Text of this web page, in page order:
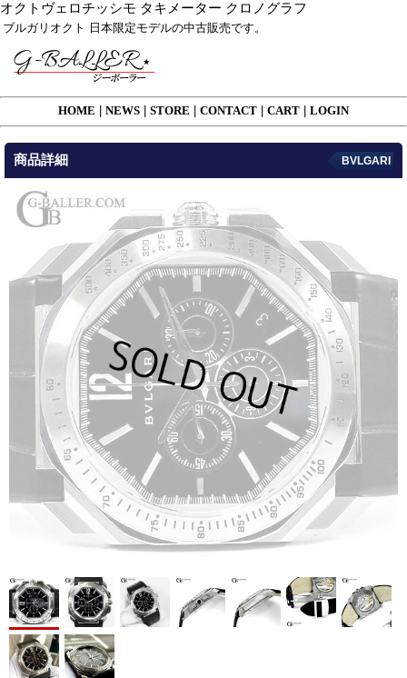
オクトヴェロチッシモ タキメーター クロノグラフ
ブルガリオクト 日本限定モデルの中古販売です。
HOME NEWS STORE CONTACT CART LOGIN
商品詳細 BVLGARI